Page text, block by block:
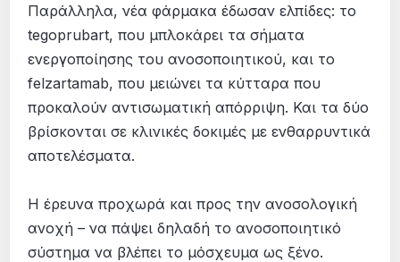
Παράλληλα, νέα φάρμακα έδωσαν ελπίδες: το
tegoprubart, που μπλοκάρει τα σήματα
ενεργοποίησης του ανοσοποιητικού, και το
felzartamab, που μειώνει τα κύτταρα που
προκαλούν αντισωματική απόρριψη. Και τα δύο
βρίσκονται σε κλινικές δοκιμές με ενθαρρυντικά
αποτελέσματα.
Η έρευνα προχωρά και προς την ανοσολογική
ανοχή – να πάψει δηλαδή το ανοσοποιητικό
σύστημα να βλέπει το μόσχευμα ως ξένο.